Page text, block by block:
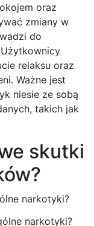
oraz
zmiany w
do
relaksu oraz
Ważne jest
niesie ze sobą
takich jak
skutki
narkotyki?